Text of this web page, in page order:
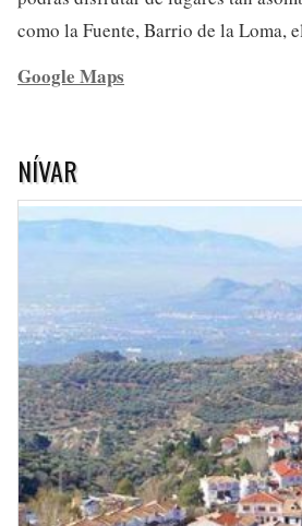
como la Fuente, Barrio de la Loma,
Google Maps
NÍVAR